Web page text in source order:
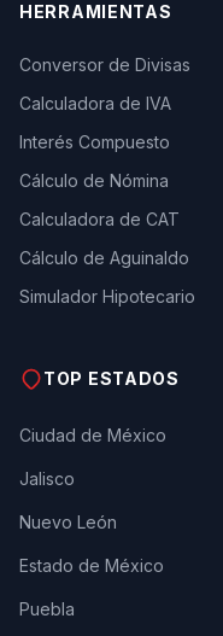
HERRAMIENTAS
Conversor de Divisas
Calculadora de IVA
Interés Compuesto
Cálculo de Nómina
Calculadora de CAT
Cálculo de Aguinaldo
Simulador Hipotecario
TOP ESTADOS
Ciudad de México
Jalisco
Nuevo León
Estado de México
Puebla